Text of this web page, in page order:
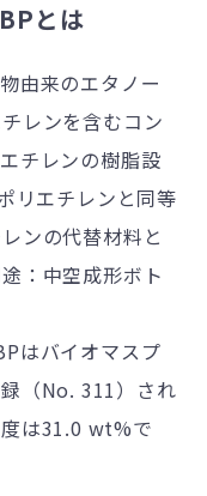
とは
由来のエタノー
レンを含むコン
チレンの樹脂設
リエチレンと同等
ンの代替材料と
：中空成形ボト
はバイオマスプ
（No. 311）され
は31.0 wt%で